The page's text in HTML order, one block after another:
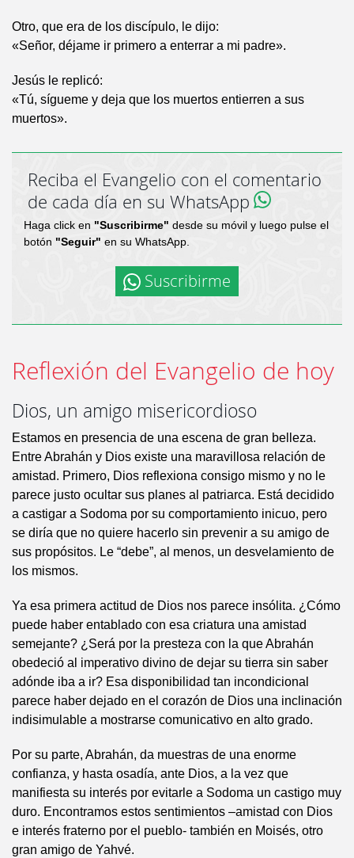
Otro, que era de los discípulo, le dijo:
«Señor, déjame ir primero a enterrar a mi padre».
Jesús le replicó:
«Tú, sígueme y deja que los muertos entierren a sus
muertos».
Reciba el Evangelio con el comentario
de cada día en su WhatsApp
Haga click en "Suscribirme" desde su móvil y luego pulse el
botón "Seguir" en su WhatsApp.
Suscribirme
Reflexión del Evangelio de hoy
Dios, un amigo misericordioso
Estamos en presencia de una escena de gran belleza.
Entre Abrahán y Dios existe una maravillosa relación de
amistad. Primero, Dios reflexiona consigo mismo y no le
parece justo ocultar sus planes al patriarca. Está decidido
a castigar a Sodoma por su comportamiento inicuo, pero
se diría que no quiere hacerlo sin prevenir a su amigo de
sus propósitos. Le “debe”, al menos, un desvelamiento de
los mismos.
Ya esa primera actitud de Dios nos parece insólita. ¿Cómo
puede haber entablado con esa criatura una amistad
semejante? ¿Será por la presteza con la que Abrahán
obedeció al imperativo divino de dejar su tierra sin saber
adónde iba a ir? Esa disponibilidad tan incondicional
parece haber dejado en el corazón de Dios una inclinación
indisimulable a mostrarse comunicativo en alto grado.
Por su parte, Abrahán, da muestras de una enorme
confianza, y hasta osadía, ante Dios, a la vez que
manifiesta su interés por evitarle a Sodoma un castigo muy
duro. Encontramos estos sentimientos –amistad con Dios
e interés fraterno por el pueblo- también en Moisés, otro
gran amigo de Yahvé.